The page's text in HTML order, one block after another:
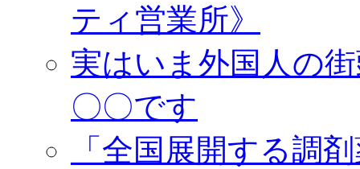
ティ営業所》
実はいま外国人の
〇〇です
「全国展開する調